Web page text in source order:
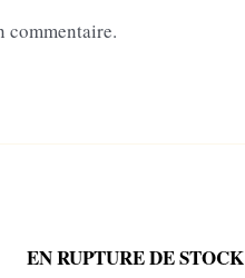
commentaire.
EN RUPTURE DE STOCK